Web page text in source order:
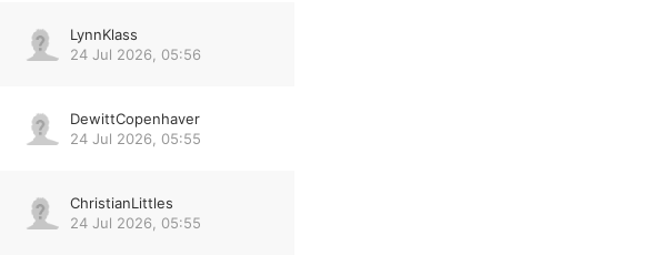
LynnKlass
24 Jul 2026, 05:56
DewittCopenhaver
24 Jul 2026, 05:55
ChristianLittles
24 Jul 2026, 05:55